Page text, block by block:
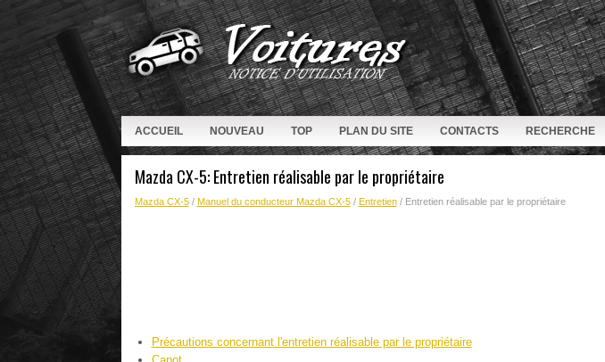
ACCUEIL NOUVEAU TOP PLAN DU SITE CONTACTS RECHERCHE
Mazda CX-5: Entretien réalisable par le propriétaire
Mazda CX-5/ Manuel du conducteur Mazda CX-5/ Entretien/ Entretien réalisable par le propriétaire
Précautions concernant l'entretien réalisable par le propriétaire